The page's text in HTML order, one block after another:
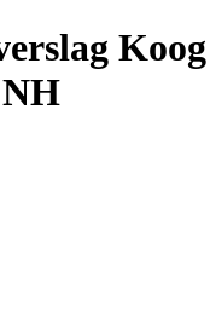
Koog